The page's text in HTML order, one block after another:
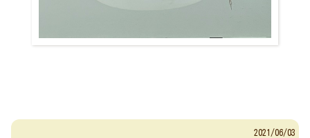
2021/06/03